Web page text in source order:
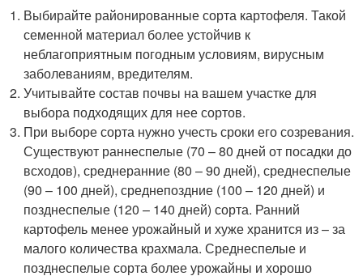
Выбирайте районированные сорта картофеля. Такой
семенной материал более устойчив к
неблагоприятным погодным условиям, вирусным
заболеваниям, вредителям.
Учитывайте состав почвы на вашем участке для
выбора подходящих для нее сортов.
При выборе сорта нужно учесть сроки его созревания.
Существуют раннеспелые (70 – 80 дней от посадки до
всходов), среднеранние (80 – 90 дней), среднеспелые
(90 – 100 дней), среднепоздние (100 – 120 дней) и
позднеспелые (120 – 140 дней) сорта. Ранний
картофель менее урожайный и хуже хранится из – за
малого количества крахмала. Среднеспелые и
позднеспелые сорта более урожайны и хорошо